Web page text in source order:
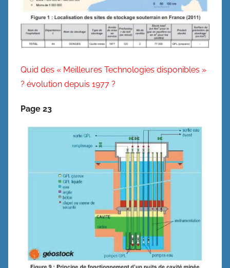
Quid des « Meilleures Technologies disponibles »
? évolution depuis 1977 ?
Page 23